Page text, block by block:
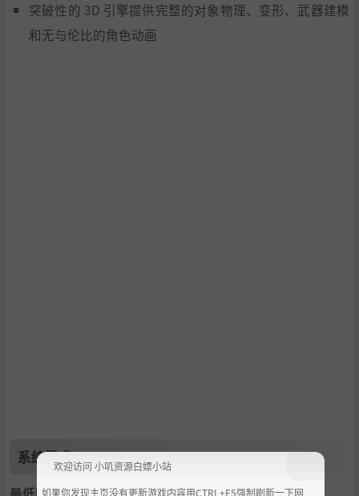
突破性的 3D 引擎提供完整的对象物理、变形、武器建模
和无与伦比的角色动画
系统需求欢迎访问 小叽资源白嫖小站
如果你发现主页没有更新游戏内容用CTRL+F5强制刷新一下网